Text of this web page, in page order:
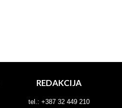
REDAKCIJA
tel.: +387 32 449 210